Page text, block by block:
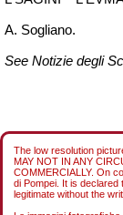
A. Sogliano.
See Notizie degli
The low resolution
MAY NOT IN ANY
COMMERCIALLY. On
di Pompei. It is declared
legitimate without the